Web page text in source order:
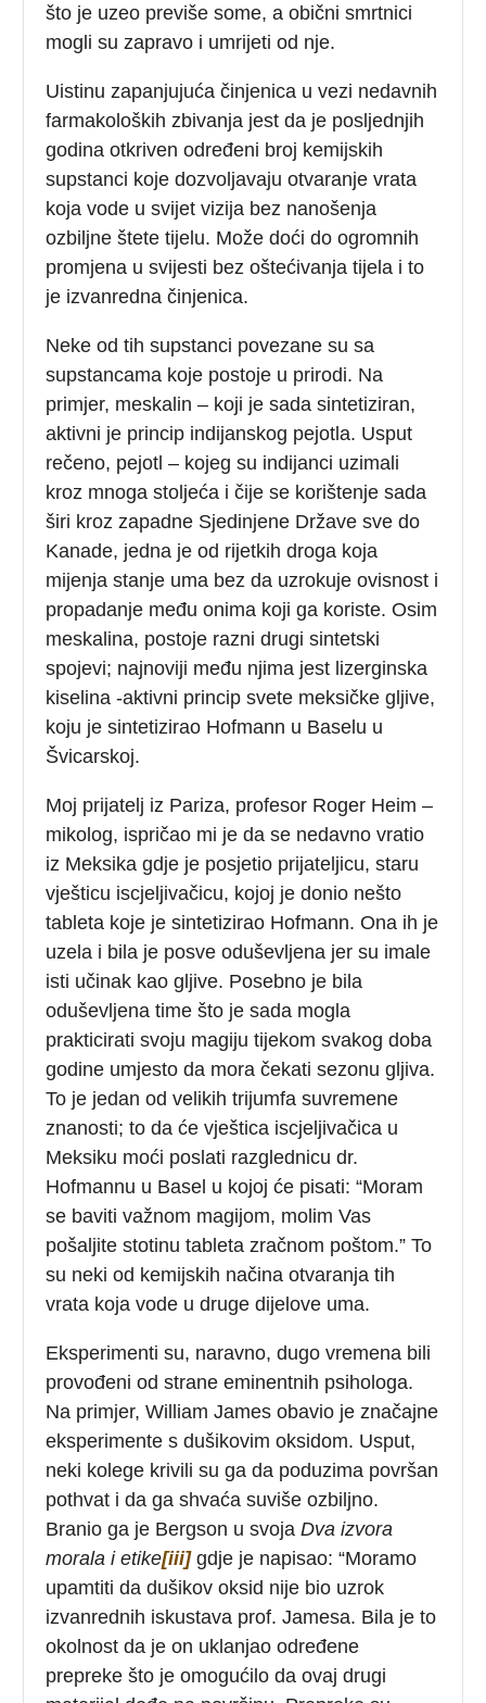
što je uzeo previše some, a obični smrtnici
mogli su zapravo i umrijeti od nje.
Uistinu zapanjujuća činjenica u vezi nedavnih
farmakoloških zbivanja jest da je posljednjih
godina otkriven određeni broj kemijskih
supstanci koje dozvoljavaju otvaranje vrata
koja vode u svijet vizija bez nanošenja
ozbiljne štete tijelu. Može doći do ogromnih
promjena u svijesti bez oštećivanja tijela i to
je izvanredna činjenica.
Neke od tih supstanci povezane su sa
supstancama koje postoje u prirodi. Na
primjer, meskalin – koji je sada sintetiziran,
aktivni je princip indijanskog pejotla. Usput
rečeno, pejotl – kojeg su indijanci uzimali
kroz mnoga stoljeća i čije se korištenje sada
širi kroz zapadne Sjedinjene Države sve do
Kanade, jedna je od rijetkih droga koja
mijenja stanje uma bez da uzrokuje ovisnost i
propadanje među onima koji ga koriste. Osim
meskalina, postoje razni drugi sintetski
spojevi; najnoviji među njima jest lizerginska
kiselina -aktivni princip svete meksičke gljive,
koju je sintetizirao Hofmann u Baselu u
Švicarskoj.
Moj prijatelj iz Pariza, profesor Roger Heim –
mikolog, ispričao mi je da se nedavno vratio
iz Meksika gdje je posjetio prijateljicu, staru
vješticu iscjeljivačicu, kojoj je donio nešto
tableta koje je sintetizirao Hofmann. Ona ih je
uzela i bila je posve oduševljena jer su imale
isti učinak kao gljive. Posebno je bila
oduševljena time što je sada mogla
prakticirati svoju magiju tijekom svakog doba
godine umjesto da mora čekati sezonu gljiva.
To je jedan od velikih trijumfa suvremene
znanosti; to da će vještica iscjeljivačica u
Meksiku moći poslati razglednicu dr.
Hofmannu u Basel u kojoj će pisati: “Moram
se baviti važnom magijom, molim Vas
pošaljite stotinu tableta zračnom poštom.” To
su neki od kemijskih načina otvaranja tih
vrata koja vode u druge dijelove uma.
Eksperimenti su, naravno, dugo vremena bili
provođeni od strane eminentnih psihologa.
Na primjer, William James obavio je značajne
eksperimente s dušikovim oksidom. Usput,
neki kolege krivili su ga da poduzima površan
pothvat i da ga shvaća suviše ozbiljno.
Branio ga je Bergson u svojaDva izvora
morala i etike[iii]gdje je napisao: “Moramo
upamtiti da dušikov oksid nije bio uzrok
izvanrednih iskustava prof. Jamesa. Bila je to
okolnost da je on uklanjao određene
prepreke što je omogućilo da ovaj drugi